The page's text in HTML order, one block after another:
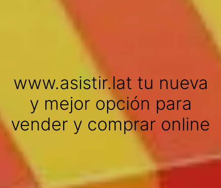
www.asistir.lat tu nueva
y mejor opción para
vender y comprar online